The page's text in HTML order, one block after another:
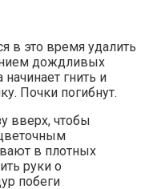
в это время удалить
дождливых
гнить и
Почки погибнут.
вверх, чтобы
в плотных
руки о
побеги